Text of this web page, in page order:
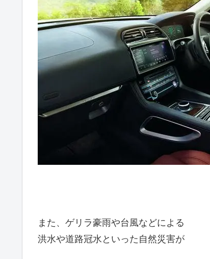
また、ゲリラ豪雨や台風などによる
洪水や道路冠水といった自然災害が